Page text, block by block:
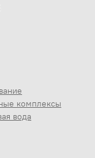
комплексы
вода